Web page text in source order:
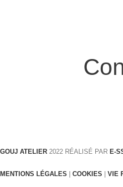
GOUJ ATELIER 2022 RÉALISÉ PAR E-
MENTIONS LÉGALES COOKIES VIE